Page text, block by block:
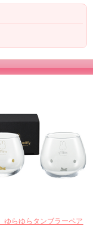
らゆらタンブラーペア